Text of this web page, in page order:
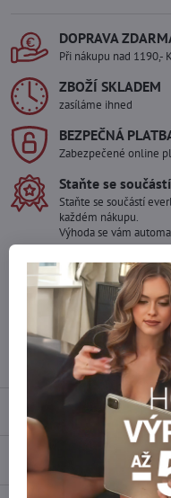
DOPRAVA
Při nákupu nad 1190,-
ZBOŽÍ SKLADEM
zasíláme ihned
BEZPEČNÁ
Zabezpečené online
Staňte se
Staňte se součástí
každém nákupu.
Výhoda se vám
Máte zájem o
Kontaktujte nás na mail,
info​@everlady​.eu
Popis
Recenze